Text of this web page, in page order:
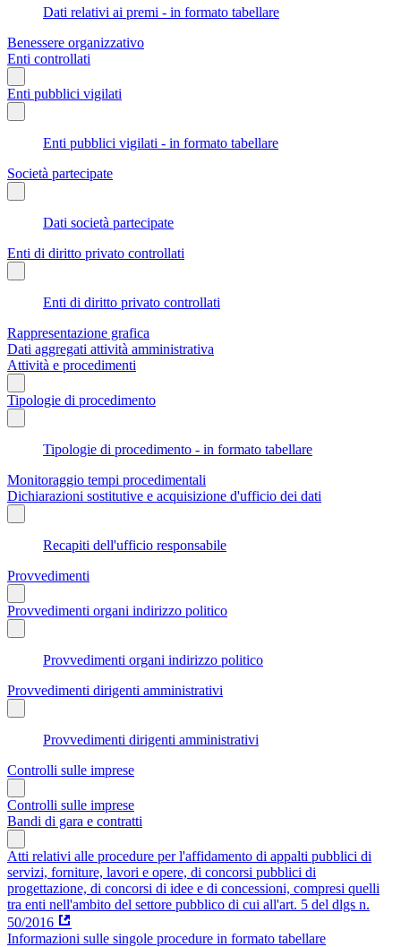
Dati relativi ai premi - in formato tabellare
Benessere organizzativo
Enti controllati
Enti pubblici vigilati
Enti pubblici vigilati - in formato tabellare
Società partecipate
Dati società partecipate
Enti di diritto privato controllati
Enti di diritto privato controllati
Rappresentazione grafica
Dati aggregati attività amministrativa
Attività e procedimenti
Tipologie di procedimento
Tipologie di procedimento - in formato tabellare
Monitoraggio tempi procedimentali
Dichiarazioni sostitutive e acquisizione d'ufficio dei dati
Recapiti dell'ufficio responsabile
Provvedimenti
Provvedimenti organi indirizzo politico
Provvedimenti organi indirizzo politico
Provvedimenti dirigenti amministrativi
Provvedimenti dirigenti amministrativi
Controlli sulle imprese
Controlli sulle imprese
Bandi di gara e contratti
Atti relativi alle procedure per l'affidamento di appalti pubblici di
servizi, forniture, lavori e opere, di concorsi pubblici di
progettazione, di concorsi di idee e di concessioni, compresi quelli
tra enti nell'ambito del settore pubblico di cui all'art. 5 del dlgs n.
50/2016
Informazioni sulle singole procedure in formato tabellare